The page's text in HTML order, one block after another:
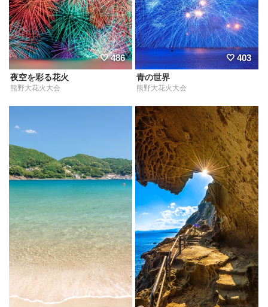
486
夜空を彩る花火
熊野大花火大会
403
青の世界
熊野大花火大会